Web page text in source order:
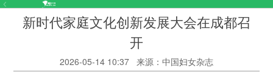
新时代家庭文化创新发展大会在成都召
开
2026-05-14 10:37 来源：中国妇女杂志